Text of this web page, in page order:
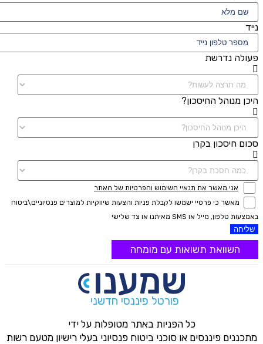
נייד
פעולה נדרשת
היכן מנוהל החיסכון?
סכום חיסכון בקרן
אני מאשר את תנאיי השימוש והפרטיות של האתר
מאשר כי פרטיי ישמשו לקבלת פניות והצעות שיווקיות למוצרים פנסיוניים\ביטוח
באמצעות טלפון, מייל או SMS מאיתנו או צד שלישי
שליחה
השוואת תשואות עם מומחה
פורטל פיננסי חדשני
כל הפניות באתר מטופלות על ידי
מתכננים פיננסים או סוכני ביטוח פנסיוני בעלי רישיון מטעם רשות